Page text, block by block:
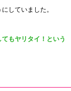
していました。
もヤリタイ！という